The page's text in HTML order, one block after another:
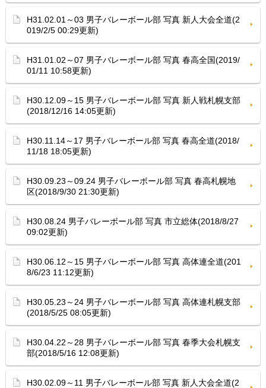
H31.02.01～03 男子バレーボール部 写真 新人大会全道(2
019/2/5 00:29更新)
H31.01.02～07 男子バレーボール部 写真 春高全国(2019/
01/11 10:58更新)
H30.12.09～15 男子バレーボール部 写真 新人戦札幌支部
(2018/12/16 14:05更新)
H30.11.14～17 男子バレーボール部 写真 春高全道(2018/
11/18 18:05更新)
H30.09.23～09.24 男子バレーボール部 写真 春高札幌地
区(2018/9/30 21:30更新)
H30.08.24 男子バレーボール部 写真 市立総体(2018/8/27
09:02更新)
H30.06.12～15 男子バレーボール部 写真 高体連全道(201
8/6/23 11:12更新)
H30.05.23～24 男子バレーボール部 写真 高体連札幌支部
(2018/5/25 08:05更新)
H30.04.22～28 男子バレーボール部 写真 春季大会札幌支
部(2018/5/16 12:08更新)
H30.02.09～11 男子バレーボール部 写真 新人大会全道(2